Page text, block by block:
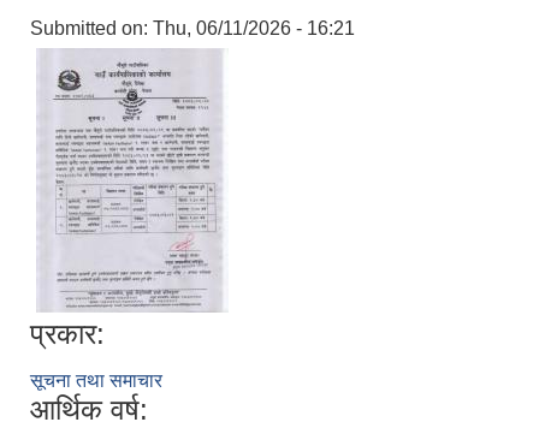
Submitted on: Thu, 06/11/2026 - 16:21
प्रकार:
सूचना तथा समाचार
आर्थिक वर्ष: